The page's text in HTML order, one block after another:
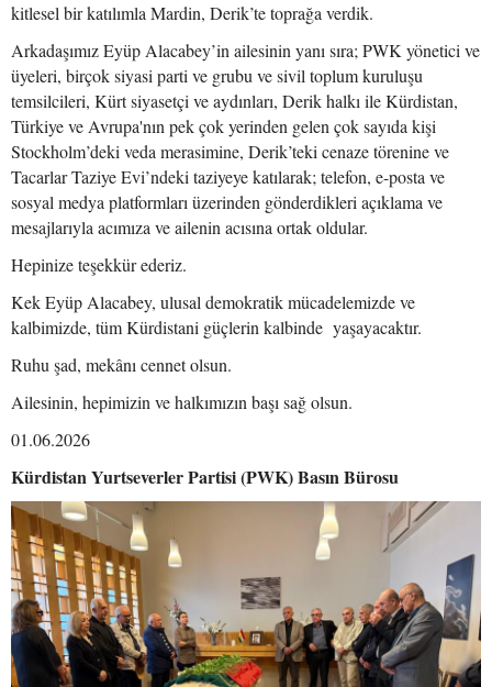
kitlesel bir katılımla Mardin, Derik’te toprağa verdik.
Arkadaşımız Eyüp Alacabey’in ailesinin yanı sıra; PWK yönetici ve
üyeleri, birçok siyasi parti ve grubu ve sivil toplum kuruluşu
temsilcileri, Kürt siyasetçi ve aydınları, Derik halkı ile Kürdistan,
Türkiye ve Avrupa'nın pek çok yerinden gelen çok sayıda kişi
Stockholm’deki veda merasimine, Derik’teki cenaze törenine ve
Tacarlar Taziye Evi’ndeki taziyeye katılarak; telefon, e-posta ve
sosyal medya platformları üzerinden gönderdikleri açıklama ve
mesajlarıyla acımıza ve ailenin acısına ortak oldular.
Hepinize teşekkür ederiz.
Kek Eyüp Alacabey, ulusal demokratik mücadelemizde ve
kalbimizde, tüm Kürdistani güçlerin kalbinde yaşayacaktır.
Ruhu şad, mekânı cennet olsun.
Ailesinin, hepimizin ve halkımızın başı sağ olsun.
01.06.2026
Kürdistan Yurtseverler Partisi (PWK) Basın Bürosu